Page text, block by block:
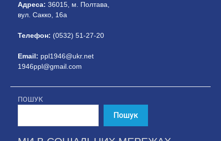
Адреса: 36015, м. Полтава,
вул. Сакко, 16а
Телефон: (0532) 51-27-20
Email: ppl1946@ukr.net
1946ppl@gmail.com
ПОШУК
Пошук